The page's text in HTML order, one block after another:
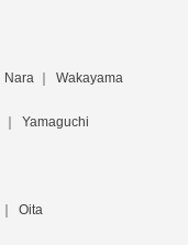
Nara
Wakayama
Yamaguchi
Oita